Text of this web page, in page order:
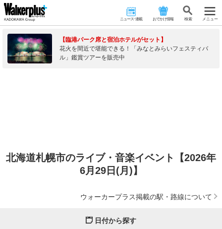
ニュース･連載 おでかけ情報 検 索 メニュー
【臨港パーク席と宿泊ホテルがセット】
花火を間近で堪能できる！「みなとみらいフェスティバ
ル」鑑賞ツアーを販売中
北海道札幌市のライブ・音楽イベント【2026年
6月29日(月)】
ウォーカープラス掲載の駅・路線について
日付から探す